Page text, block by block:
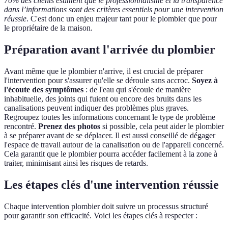
dans l’informations sont des critères essentiels pour une intervention
réussie. C'est donc un enjeu majeur tant pour le plombier que pour
le propriétaire de la maison.
Préparation avant l'arrivée du plombier
Avant même que le plombier n'arrive, il est crucial de préparer
l'intervention pour s'assurer qu'elle se déroule sans accroc. Soyez à
l'écoute des symptômes : de l'eau qui s'écoule de manière
inhabituelle, des joints qui fuient ou encore des bruits dans les
canalisations peuvent indiquer des problèmes plus graves.
Regroupez toutes les informations concernant le type de problème
rencontré. Prenez des photos si possible, cela peut aider le plombier
à se préparer avant de se déplacer. Il est aussi conseillé de dégager
l'espace de travail autour de la canalisation ou de l'appareil concerné.
Cela garantit que le plombier pourra accéder facilement à la zone à
traiter, minimisant ainsi les risques de retards.
Les étapes clés d'une intervention réussie
Chaque intervention plombier doit suivre un processus structuré
pour garantir son efficacité. Voici les étapes clés à respecter :